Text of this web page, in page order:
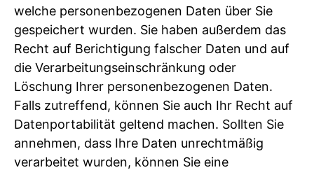
welche personenbezogenen Daten über Sie
gespeichert wurden. Sie haben außerdem das
Recht auf Berichtigung falscher Daten und auf
die Verarbeitungseinschränkung oder
Löschung Ihrer personenbezogenen Daten.
Falls zutreffend, können Sie auch Ihr Recht auf
Datenportabilität geltend machen. Sollten Sie
annehmen, dass Ihre Daten unrechtmäßig
verarbeitet wurden, können Sie eine